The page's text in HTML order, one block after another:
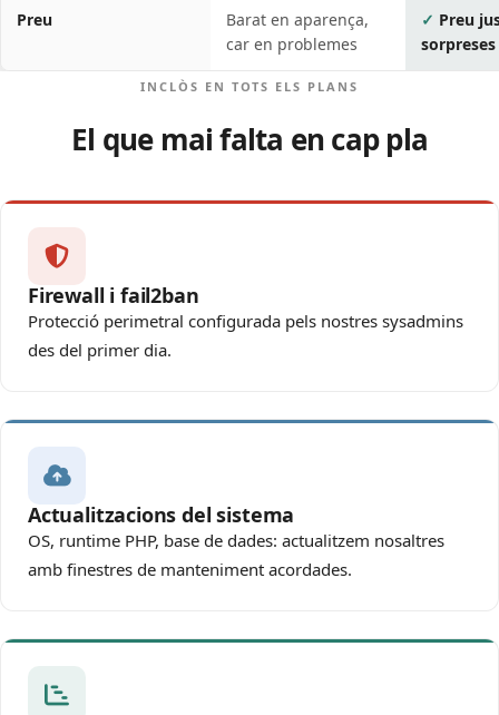
Preu
Barat en aparença,
car en problemes
Preu
sorpreses
INCLÒS EN TOTS ELS PLANS
El que mai falta en cap pla
Firewall i fail2ban
Protecció perimetral configurada pels nostres sysadmins
des del primer dia.
Actualitzacions del sistema
OS, runtime PHP, base de dades: actualitzem nosaltres
amb finestres de manteniment acordades.